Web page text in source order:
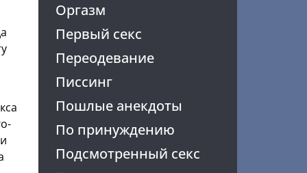
Оргазм
Первый секс
Переодевание
Писсинг
Пошлые анекдоты
По принуждению
Подсмотренный секс